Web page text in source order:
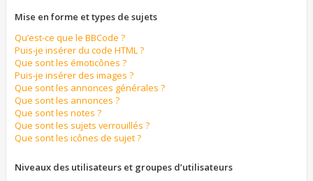
Mise en forme et types de sujets
Qu’est-ce que le BBCode ?
Puis-je insérer du code HTML ?
Que sont les émoticônes ?
Puis-je insérer des images ?
Que sont les annonces générales ?
Que sont les annonces ?
Que sont les notes ?
Que sont les sujets verrouillés ?
Que sont les icônes de sujet ?
Niveaux des utilisateurs et groupes d’utilisateurs